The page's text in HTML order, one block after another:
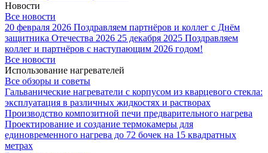
Новости
Все новости
20 февраля 2026 Поздравляем партнёров и коллег с Днём
защитника Отечества 2026 25 декабря 2025 Поздравляем
коллег и партнёров с наступающим 2026 годом!
Все новости
Использование нагревателей
Все обзоры и советы
Гальванические нагреватели с корпусом из кварцевого стекла:
эксплуатация в различных жидкостях и растворах
Производство композитной печи предварительного нагрева
Проектирование и создание термокамеры для
единовременного нагрева до 72 бочек на 15 квадратных
метрах